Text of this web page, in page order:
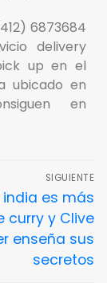
6873684
delivery
up en el
ubicado en
en
SIGUIENTE
india es más
curry y Clive
enseña sus
secretos